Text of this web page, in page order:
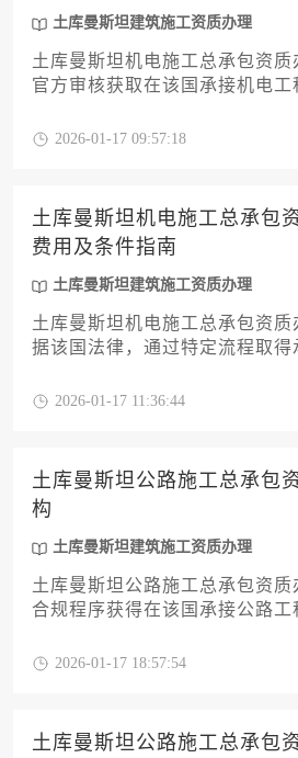
土库曼斯坦建筑施工资质办理
土库曼斯坦机电施工总承包资质
官方审核获取在该国承接机电工
包服务的专业咨询公司。对于
标概率。
2026-01-17 09:57:18
土库曼斯坦机电施工总承包
费用及条件指南
土库曼斯坦建筑施工资质办理
土库曼斯坦机电施工总承包资质
据该国法律，通过特定流程取得
骤、官方费用及时间周期等关
2026-01-17 11:36:44
土库曼斯坦公路施工总承包
构
土库曼斯坦建筑施工资质办理
土库曼斯坦公路施工总承包资质
合规程序获得在该国承接公路工
组织，能够有效协助企业应对
2026-01-17 18:57:54
土库曼斯坦公路施工总承包